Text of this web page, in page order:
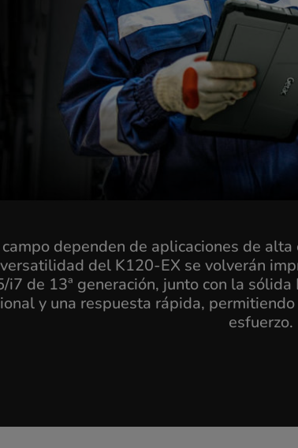
dependen de aplicaciones de
del K120-EX se volverán
i7 de 13ª generación, junto con la sólida
y una respuesta rápida,
esfuerzo.